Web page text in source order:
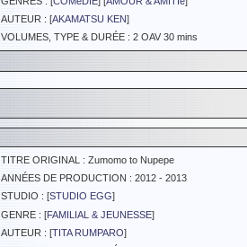
AUTEUR : [AKAMATSU KEN]
VOLUMES, TYPE & DURÉE : 2 OAV 30 mins
TITRE ORIGINAL : Zumomo to Nupepe
ANNÉES DE PRODUCTION : 2012 - 2013
STUDIO : [STUDIO EGG]
GENRE : [FAMILIAL & JEUNESSE]
AUTEUR : [TITA RUMPARO]